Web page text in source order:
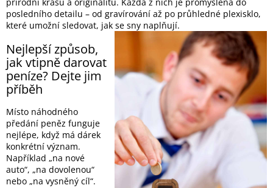
posledního detailu – od gravírování až po průhledné plexisklo,
které umožní sledovat, jak se sny naplňují.
Nejlepší způsob,
jak vtipně darovat
peníze? Dejte jim
příběh
Místo náhodného
předání peněz funguje
nejlépe, když má dárek
konkrétní význam.
Například „na nové
auto“, „na dovolenou“
nebo „na vysněný cíl“.